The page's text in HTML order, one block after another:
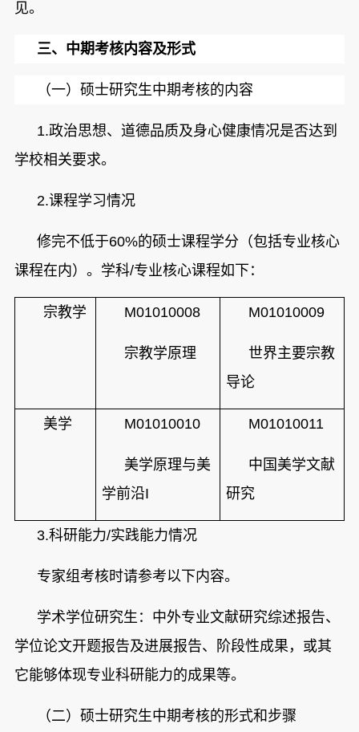
见。
三、 中期考核内容及形式
（一）硕士研究生中期考核的内容
1.政治思想、道德品质及身心健康情况是否达到
学校相关要求。
2.课程学习情况
修完不低于60%的硕士课程学分（包括专业核心
课程在内）。学科/专业核心课程如下：
宗教学 M01010008
宗教学原理
M01010009
世界主要宗教
导论
美学 M01010010
美学原理与美
学前沿I
M01010011
中国美学文献
研究
3.科研能力/实践能力情况
专家组考核时请参考以下内容。
学术学位研究生：中外专业文献研究综述报告、
学位论文开题报告及进展报告、阶段性成果，或其
它能够体现专业科研能力的成果等。
（二）硕士研究生中期考核的形式和步骤